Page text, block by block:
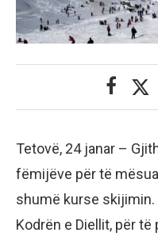
Tetovë, 24 janar –
fëmijëve për të
shumë kurse
Kodrën e Diellit, për